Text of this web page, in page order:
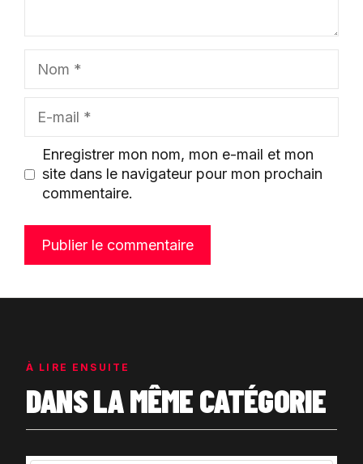
mail
Enregistrer mon nom, mon e-mail et mon
site dans le navigateur pour mon prochain
commentaire.
À LIRE ENSUITE
DANS LA MÊME CATÉGORIE